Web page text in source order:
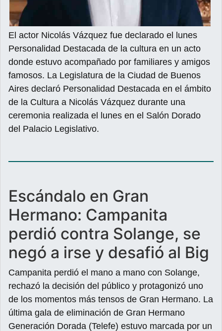
El actor Nicolás Vázquez fue declarado el lunes
Personalidad Destacada de la cultura en un acto
donde estuvo acompañado por familiares y amigos
famosos. La Legislatura de la Ciudad de Buenos
Aires declaró Personalidad Destacada en el ámbito
de la Cultura a Nicolás Vázquez durante una
ceremonia realizada el lunes en el Salón Dorado
del Palacio Legislativo.
Escándalo en Gran
Hermano: Campanita
perdió contra Solange, se
negó a irse y desafió al Big
Campanita perdió el mano a mano con Solange,
rechazó la decisión del público y protagonizó uno
de los momentos más tensos de Gran Hermano. La
última gala de eliminación de Gran Hermano
Generación Dorada (Telefe) estuvo marcada por un